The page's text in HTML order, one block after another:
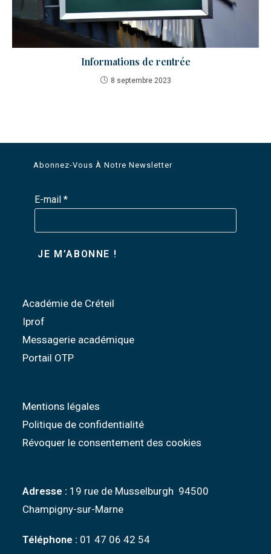
Informations de rentrée
8 septembre 2023
Abonnez-Vous À Notre Newsletter
E-mail*
Académie de Créteil
Iprof
Messagerie académique
Portail OTP
Mentions légales
Politique de confidentialité
Révoquer le consentement des cookies
Adresse : 19 rue de Musselburgh 94500
Champigny-sur-Marne
Téléphone : 01 47 06 42 54